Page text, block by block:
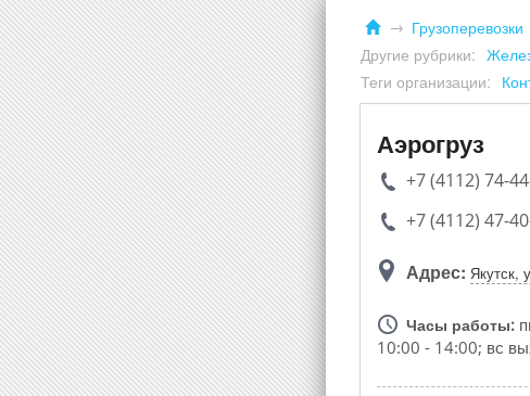
Грузоперевозки
Другие рубрики:
Теги организации:
Аэрогруз
+7 (4112) 74-
+7 (4112) 47-
Адрес: Якутск,
Часы работы:
10:00 - 14:00; вс